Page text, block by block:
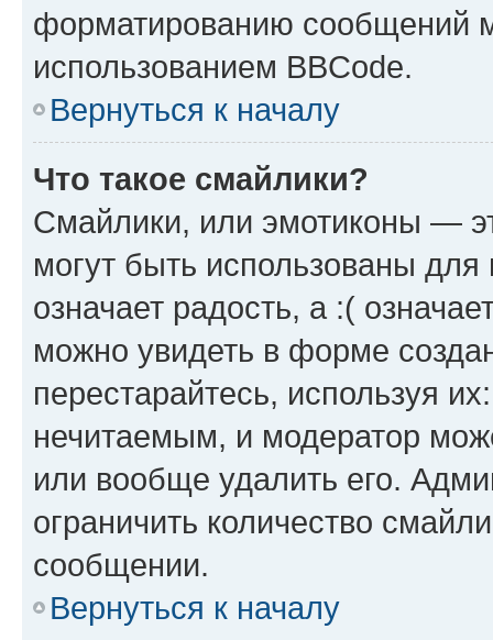
форматированию сообщений
использованием BBCode.
Вернуться к началу
Что такое смайлики?
Смайлики, или эмотиконы —
могут быть использованы
означает радость, а :(
можно увидеть в форме
перестарайтесь, используя
нечитаемым, и модератор
или вообще удалить его.
ограничить количество
сообщении.
Вернуться к началу